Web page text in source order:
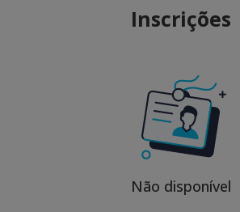
Inscrições
Não disponível